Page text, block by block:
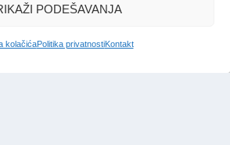
PODEŠAVANJA
kolačićaPolitika privatnostiKontakt